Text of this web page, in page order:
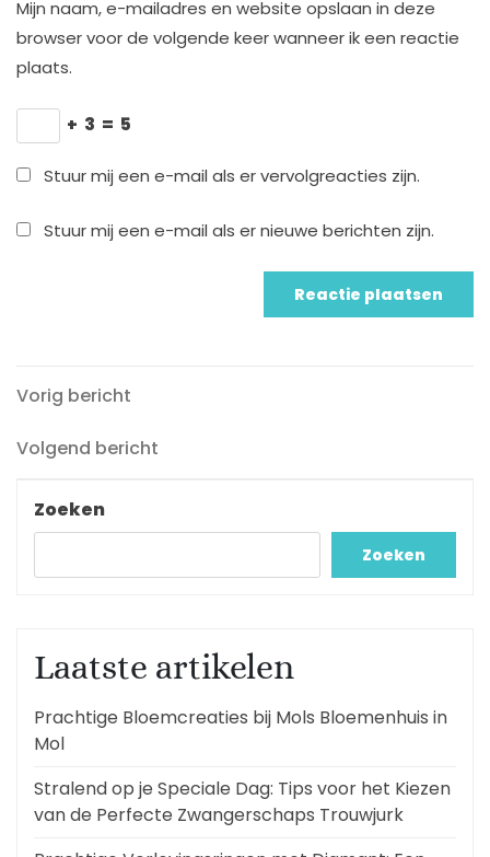
Mijn naam, e-mailadres en website opslaan in deze
browser voor de volgende keer wanneer ik een reactie
plaats.
+ 3 = 5
Stuur mij een e-mail als er vervolgreacties zijn.
Stuur mij een e-mail als er nieuwe berichten zijn.
Berichtnavigatie
Vorig
Vorig bericht
Volgend
Volgend bericht
Zoeken
Zoeken
Laatste artikelen
Prachtige Bloemcreaties bij Mols Bloemenhuis in
Mol
Stralend op je Speciale Dag: Tips voor het Kiezen
van de Perfecte Zwangerschaps Trouwjurk